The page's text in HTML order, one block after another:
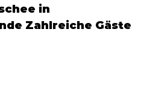
in
Zahlreiche Gäste